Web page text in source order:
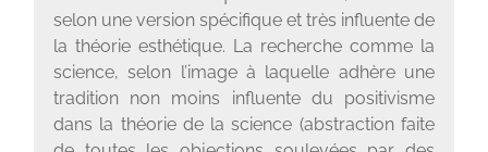
selon une version spécifique et très influente de
la théorie esthétique. La recherche comme la
science, selon l’image à laquelle adhère une
tradition non moins influente du positivisme
dans la théorie de la science (abstraction faite